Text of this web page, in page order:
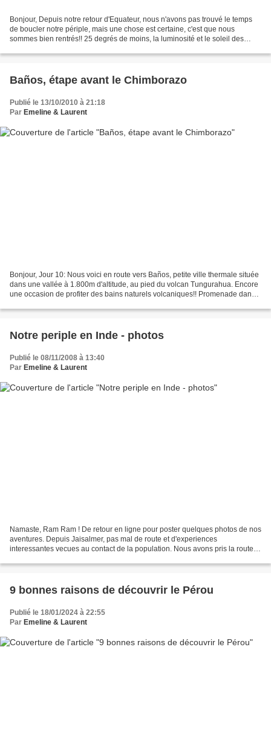
Bonjour, Depuis notre retour d'Equateur, nous n'avons pas trouvé le temps
de boucler notre périple, mais une chose est certaine, c'est que nous
sommes bien rentrés!! 25 degrés de moins, la luminosité et le soleil des
Baños, étape avant le Chimborazo
Publié le 13/10/2010 à 21:18
Par Emeline & Laurent
Bonjour, Jour 10: Nous voici en route vers Baños, petite ville thermale située
dans une vallée à 1.800m d'altitude, au pied du volcan Tungurahua. Encore
une occasion de profiter des bains naturels volcaniques!! Promenade dans
Notre periple en Inde - photos
Publié le 08/11/2008 à 13:40
Par Emeline & Laurent
Namaste, Ram Ram ! De retour en ligne pour poster quelques photos de nos
aventures. Depuis Jaisalmer, pas mal de route et d'experiences
interessantes vecues au contact de la population. Nous avons pris la route
9 bonnes raisons de découvrir le Pérou
Publié le 18/01/2024 à 22:55
Par Emeline & Laurent